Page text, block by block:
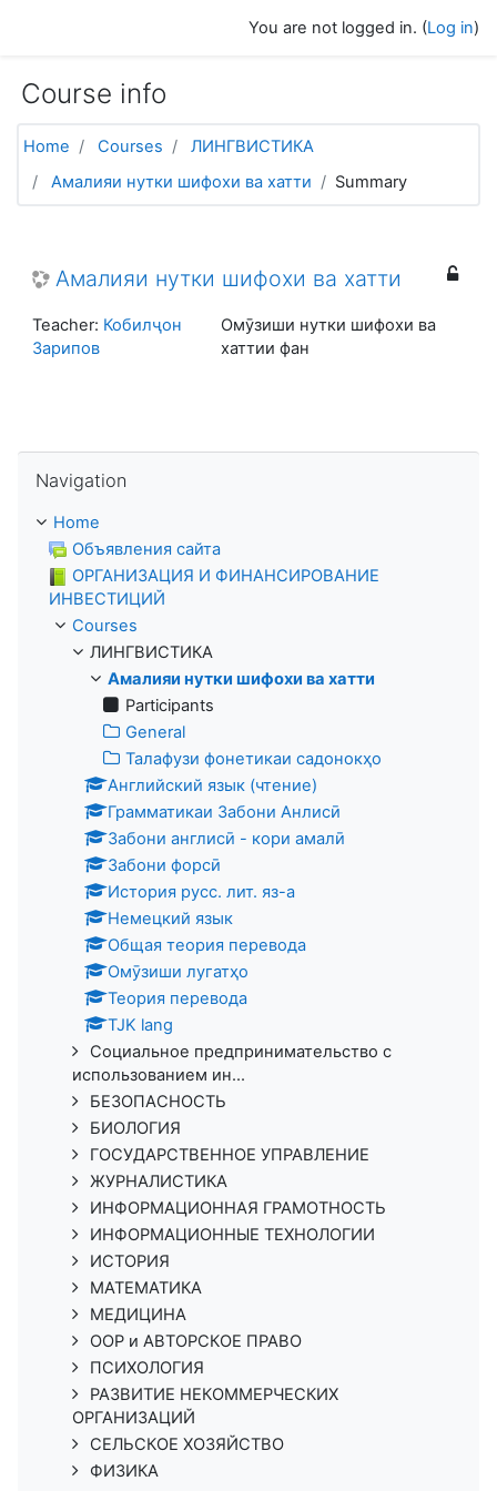
You are not logged in. (Log in)
Course info
Home Courses
ЛИНГВИСТИКА
Амалияи нутки шифохи ва хатти
Summary
Амалияи нутки шифохи ва хатти
Омӯзиши нутки шифохи ва
хаттии фан
Teacher: Кобилҷон
Зарипов
Navigation
Home
Объявления сайта
ОРГАНИЗАЦИЯ И ФИНАНСИРОВАНИЕ
ИНВЕСТИЦИЙ
Courses
ЛИНГВИСТИКА
Амалияи нутки шифохи ва хатти
Participants
General
Талафузи фонетикаи садонокҳо
Английский язык (чтение)
Грамматикаи Забони Анлисӣ
Забони англисӣ - кори амалӣ
Забони форсӣ
История русс. лит. яз-а
Немецкий язык
Общая теория перевода
Омӯзиши лугатҳо
Теория перевода
TJK lang
Социальное предпринимательство с
использованием ин...
БЕЗОПАСНОСТЬ
БИОЛОГИЯ
ГОСУДАРСТВЕННОЕ УПРАВЛЕНИЕ
ЖУРНАЛИСТИКА
ИНФОРМАЦИОННАЯ ГРАМОТНОСТЬ
ИНФОРМАЦИОННЫЕ ТЕХНОЛОГИИ
ИСТОРИЯ
МАТЕМАТИКА
МЕДИЦИНА
ООР и АВТОРСКОЕ ПРАВО
ПСИХОЛОГИЯ
РАЗВИТИЕ НЕКОММЕРЧЕСКИХ
ОРГАНИЗАЦИЙ
СЕЛЬСКОЕ ХОЗЯЙСТВО
ФИЗИКА